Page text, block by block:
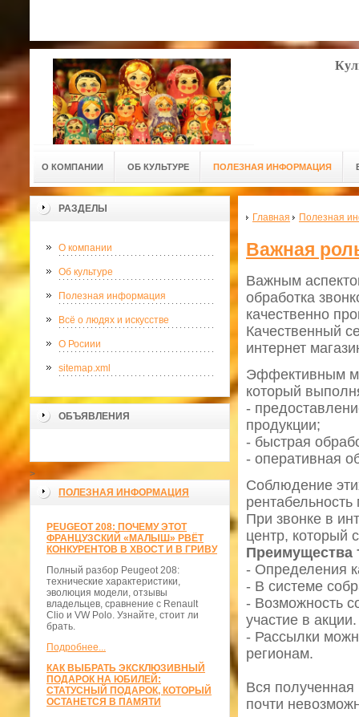
О КОМПАНИИ ОБ КУЛЬТУРЕ ПОЛЕЗНАЯ ИНФОРМАЦИЯ
РАЗДЕЛЫ
О компании
Об культуре
Полезная информация
Всё о людях и искусстве
О Росиии
sitemap.xml
ОБЪЯВЛЕНИЯ
>
ПОЛЕЗНАЯ ИНФОРМАЦИЯ
PEUGEOT 208: ПОЧЕМУ ЭТОТ
ФРАНЦУЗСКИЙ «МАЛЫШ» РВЁТ
КОНКУРЕНТОВ В ХВОСТ И В ГРИВУ
Полный разбор Peugeot 208:
технические характеристики,
эволюция модели, отзывы
владельцев, сравнение с Renault
Clio и VW Polo. Узнайте, стоит ли
брать.
Подробнее...
КАК ВЫБРАТЬ ЭКСКЛЮЗИВНЫЙ
ПОДАРОК НА ЮБИЛЕЙ:
СТАТУСНЫЙ ПОДАРОК, КОТОРЫЙ
ОСТАНЕТСЯ В ПАМЯТИ
Главная Полезная
Важная
Важным
обработка
качественно
Качественный
интернет
Эффективным
который
-
продукции;
- быстрая
- оперативная
Соблюдение
При звонке в
центр, который
Преимущества
- Определения
- В системе
- Возможность
участие в акции.
- Рассылки
регионам.
Вся
почти